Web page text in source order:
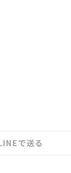
で送る